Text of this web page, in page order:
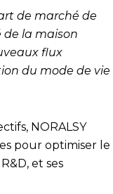
de marché de
de la maison
flux
du mode de vie
NORALSY
pour optimiser le
et ses